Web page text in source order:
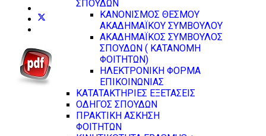
ΣΠΟΥΔΩΝ
ΚΑΝΟΝΙΣΜΟΣ ΘΕΣΜΟΥ
ΑΚΑΔΗΜΑΪΚΟΥ ΣΥΜΒΟΥΛΟΥ
ΑΚΑΔΗΜΑΪΚΟΣ ΣΥΜΒΟΥΛΟΣ
ΣΠΟΥΔΩΝ ( ΚΑΤΑΝΟΜΗ
ΦΟΙΤΗΤΩΝ)
ΗΛΕΚΤΡΟΝΙΚΗ ΦΟΡΜΑ
ΕΠΙΚΟΙΝΩΝΙΑΣ
ΚΑΤΑΤΑΚΤΗΡΙΕΣ ΕΞΕΤΑΣΕΙΣ
ΟΔΗΓΟΣ ΣΠΟΥΔΩΝ
ΠΡΑΚΤΙΚΗ ΑΣΚΗΣΗ
ΦΟΙΤΗΤΩΝ